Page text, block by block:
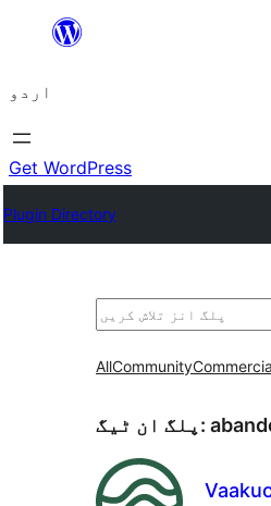
چھوڑیں
پر
جائیں
اردو
Get WordPress
Plugin Directory
تلاش
AllCommunity
پلگ ان ٹیگ: